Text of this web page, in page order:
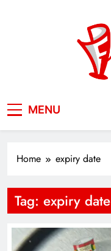
MENU
Home expiry date
Tag: expiry date